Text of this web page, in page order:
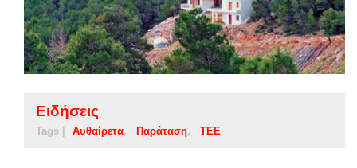
Ειδήσεις
Tags | Αυθαίρετα Παράταση ΤΕΕ